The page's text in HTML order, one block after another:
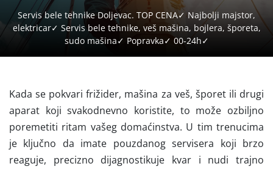
Servis bele tehnike Doljevac. TOP CENA✓ Najbolji majstor,
elektricar✓ Servis bele tehnike, veš mašina, bojlera, šporeta,
sudo mašina✓ Popravka✓ 00-24h✓
Kada se pokvari frižider, mašina za veš, šporet ili drugi
aparat koji svakodnevno koristite, to može ozbiljno
poremetiti ritam vašeg domaćinstva. U tim trenucima
je ključno da imate pouzdanog servisera koji brzo
reaguje, precizno dijagnostikuje kvar i nudi trajno